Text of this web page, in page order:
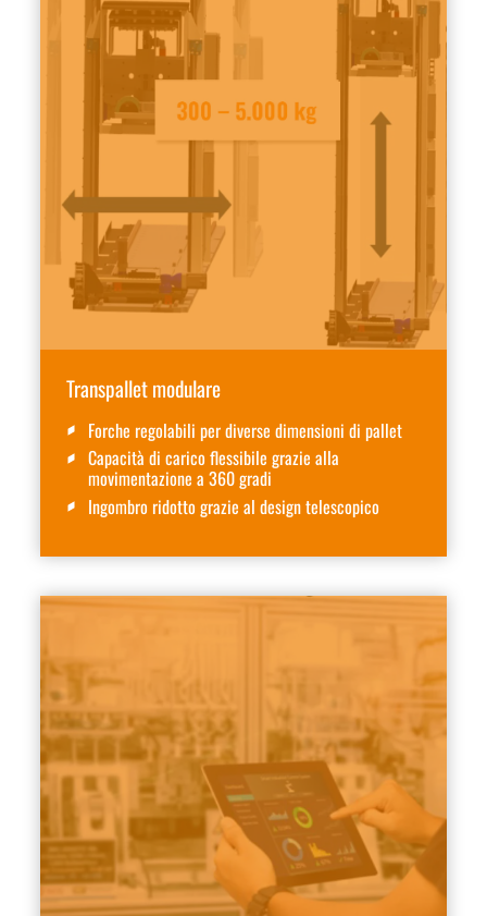
Transpallet modulare
Forche regolabili per diverse dimensioni di pallet
Capacità di carico flessibile grazie alla
movimentazione a 360 gradi
Ingombro ridotto grazie al design telescopico